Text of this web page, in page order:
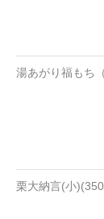
湯あがり福もち
栗大納言(小